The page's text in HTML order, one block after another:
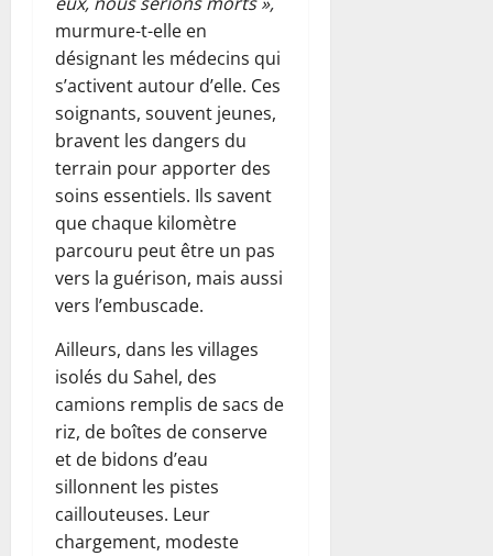
murmure-t-elle en
désignant les médecins qui
s’activent autour d’elle. Ces
soignants, souvent jeunes,
bravent les dangers du
terrain pour apporter des
soins essentiels. Ils savent
que chaque kilomètre
parcouru peut être un pas
vers la guérison, mais aussi
vers l’embuscade.
Ailleurs, dans les villages
isolés du Sahel, des
camions remplis de sacs de
riz, de boîtes de conserve
et de bidons d’eau
sillonnent les pistes
caillouteuses. Leur
chargement, modeste